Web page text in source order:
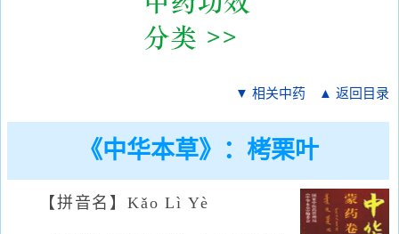
▼ 相关中药 ▲ 返回目录
《中华本草》：栲栗叶
【拼音名】Kǎo Lì Yè